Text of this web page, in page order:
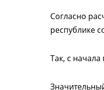
Согласно
республике
Так, с